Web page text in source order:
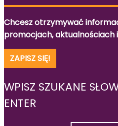
Chcesz otrzymywać
promocjach, aktualnościach
ZAPISZ SIĘ!
WPISZ SZUKANE
ENTER